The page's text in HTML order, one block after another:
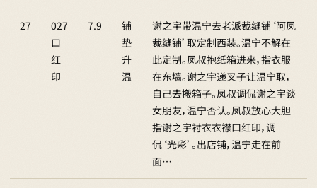
27
027
口
红
印
7.9
铺
垫
升
温
谢之宇带温宁去老派裁缝铺‘阿凤
裁缝铺’取定制西装。温宁不解在
此定制。凤叔抱纸箱进来，指衣服
在东墙。谢之宇递叉子让温宁取，
自己去搬箱子。凤叔调侃谢之宇谈
女朋友，温宁否认。凤叔放心大胆
指谢之宇衬衣衣襟口红印，调
侃‘光彩’。出店铺，温宁走在前
面…